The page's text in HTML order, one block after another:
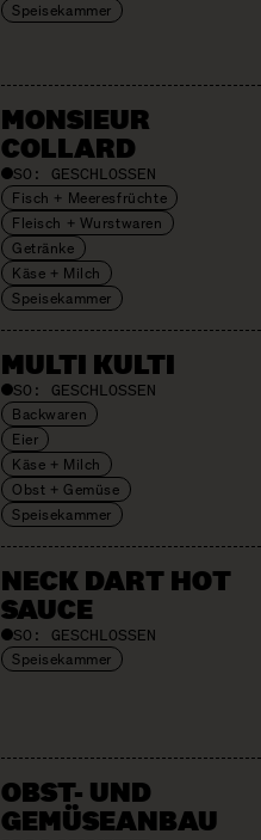
Speisekammer
MONSIEUR
COLLARD
SO: GESCHLOSSEN
Fisch + Meeresfrüchte
Fleisch + Wurstwaren
Getränke
Käse + Milch
Speisekammer
MULTI KULTI
SO: GESCHLOSSEN
Backwaren
Eier
Käse + Milch
Obst + Gemüse
Speisekammer
NECK DART HOT
SAUCE
SO: GESCHLOSSEN
Speisekammer
OBST- UND
GEMÜSE­ANBAU